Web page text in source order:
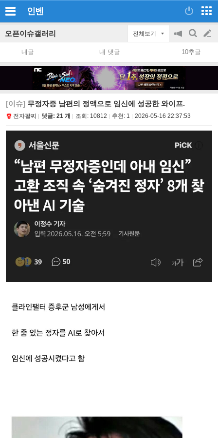
인벤
오픈이슈갤러리 전체보기
공
지
on/off
검
색
글
쓰
내글 내 댓글 10추글
[이슈] 무정자증 남편의 정액으로 임신에 성공한 와이프.
전자팔찌 댓글: 21 개 조회: 10812 추천: 1 2026-05-16 22:37:53